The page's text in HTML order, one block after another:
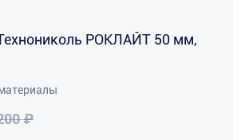
РОКЛАЙТ 50 мм,
₽